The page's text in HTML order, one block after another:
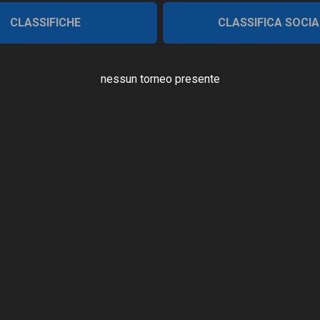
CLASSIFICHE CLASSIFICA
nessun torneo presente